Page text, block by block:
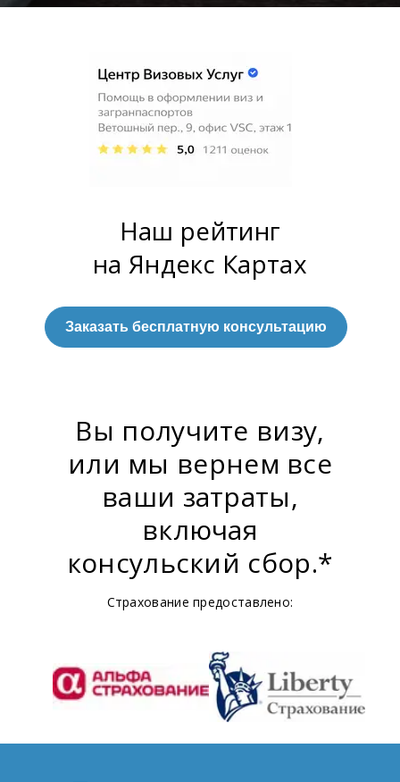
Наш рейтинг
на Яндекс Картах
Заказать бесплатную консультацию
Вы получите визу,
или мы вернем все
ваши затраты,
включая
консульский сбор.*
Страхование предоставлено: